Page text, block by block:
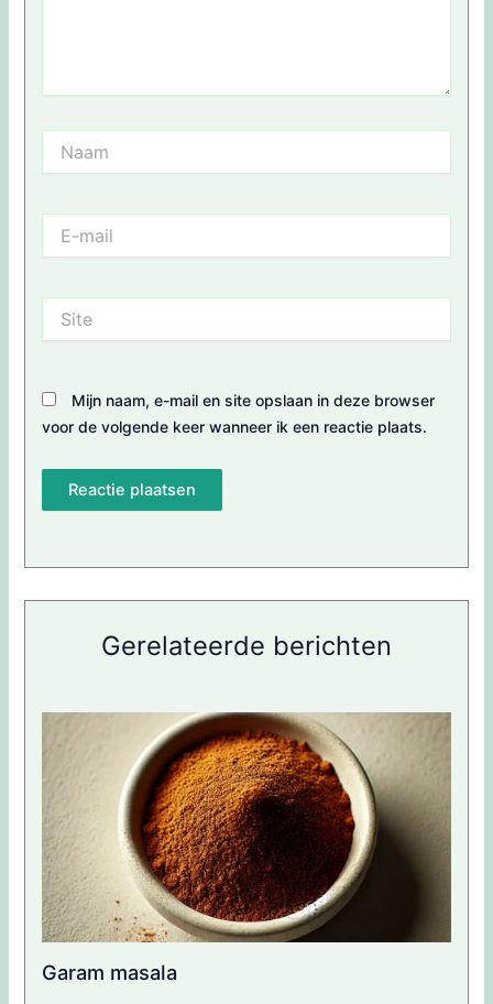
mail
Mijn naam, e-mail en site opslaan in deze browser
voor de volgende keer wanneer ik een reactie plaats.
Gerelateerde berichten
Garam masala